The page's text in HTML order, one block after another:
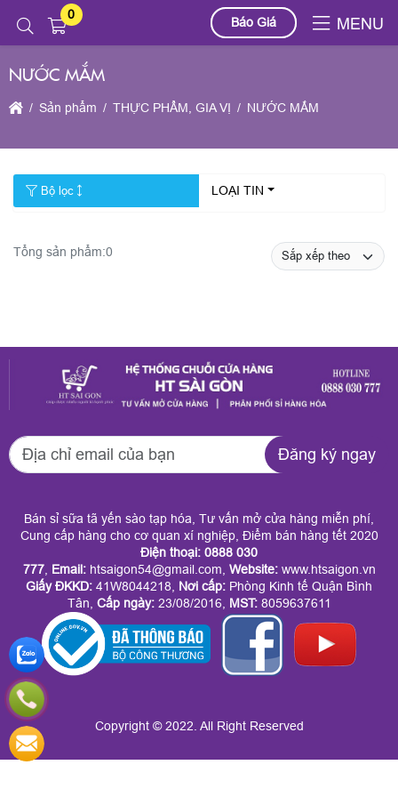
0
Báo Giá MENU
NƯỚC MẮM
Sản phẩm THỰC PHẨM, GIA VỊ NƯỚC MẮM
Bộ lọc LOẠI TIN
Tổng sản phẩm:0
Đăng ký ngay
Bán sỉ sữa tã yến sào tạp hóa, Tư vấn mở cửa hàng miễn phí,
Cung cấp hàng cho cơ quan xí nghiệp, Điểm bán hàng tết 2020
Điện thoại: 0888 030
777, Email:htsaigon54@gmail.com, Website:www.htsaigon.vn
Giấy ĐKKD: 41W8044218, Nơi cấp: Phòng Kinh tế Quận Bình
Tân, Cấp ngày:23/08/2016, MST:8059637611
Copyright © 2022. All Right Reserved